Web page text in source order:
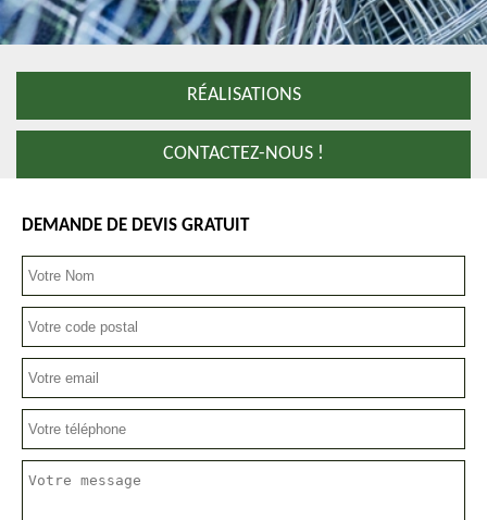
RÉALISATIONS
CONTACTEZ-NOUS !
DEMANDE DE DEVIS GRATUIT